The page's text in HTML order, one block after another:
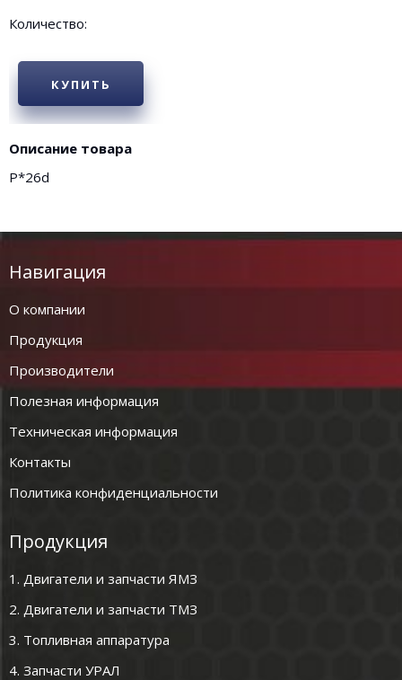
Количество:
КУПИТЬ
Описание товара
Р*26d
Навигация
О компании
Продукция
Производители
Полезная информация
Техническая информация
Контакты
Политика конфиденциальности
Продукция
1. Двигатели и запчасти ЯМЗ
2. Двигатели и запчасти ТМЗ
3. Топливная аппаратура
4. Запчасти УРАЛ